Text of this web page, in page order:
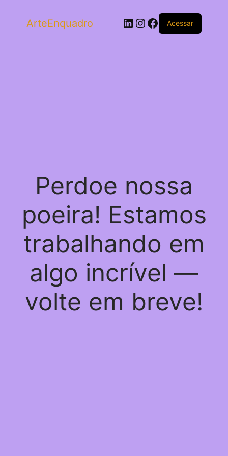
ArteEnquadro LinkedIn
Instagram
Facebook
Acessar
Perdoe nossa
poeira! Estamos
trabalhando em
algo incrível —
volte em breve!